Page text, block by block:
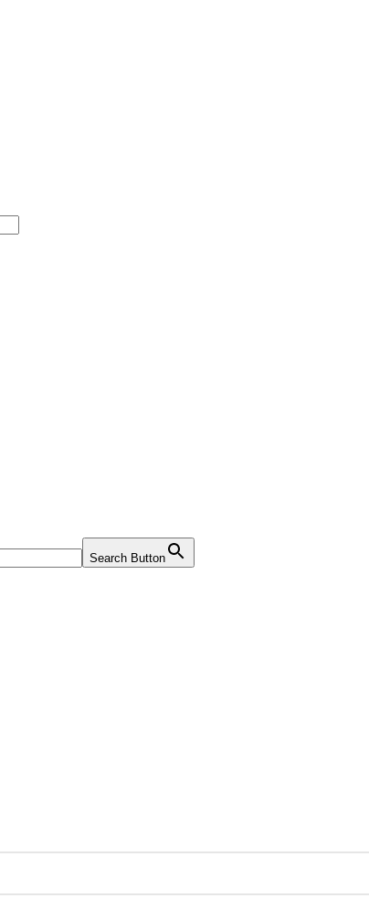
Search Button